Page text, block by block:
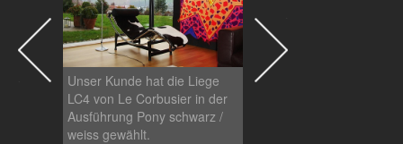
Unser Kunde hat die Liege
LC4 von Le Corbusier in der
Ausführung Pony schwarz /
weiss gewählt.
Hier sehen Sie im
Vordergrund die LC4